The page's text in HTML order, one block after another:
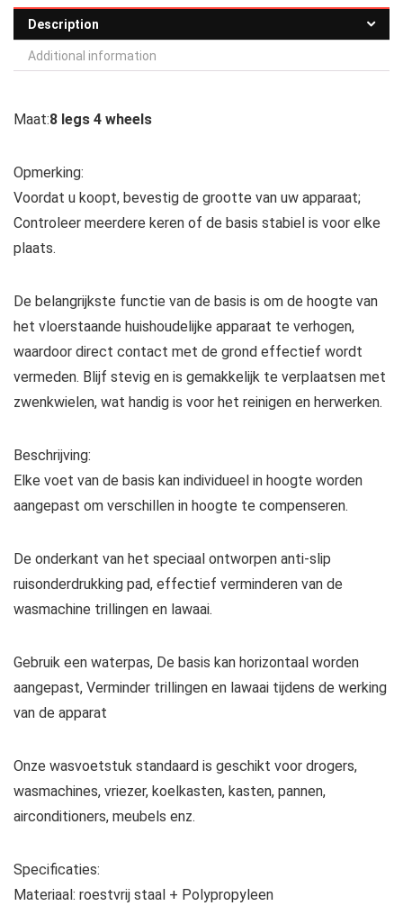
Description
Additional information
Maat:8 legs 4 wheels
Opmerking:
Voordat u koopt, bevestig de grootte van uw apparaat;
Controleer meerdere keren of de basis stabiel is voor elke
plaats.
De belangrijkste functie van de basis is om de hoogte van
het vloerstaande huishoudelijke apparaat te verhogen,
waardoor direct contact met de grond effectief wordt
vermeden. Blijf stevig en is gemakkelijk te verplaatsen met
zwenkwielen, wat handig is voor het reinigen en herwerken.
Beschrijving:
Elke voet van de basis kan individueel in hoogte worden
aangepast om verschillen in hoogte te compenseren.
De onderkant van het speciaal ontworpen anti-slip
ruisonderdrukking pad, effectief verminderen van de
wasmachine trillingen en lawaai.
Gebruik een waterpas, De basis kan horizontaal worden
aangepast, Verminder trillingen en lawaai tijdens de werking
van de apparat
Onze wasvoetstuk standaard is geschikt voor drogers,
wasmachines, vriezer, koelkasten, kasten, pannen,
airconditioners, meubels enz.
Specificaties:
Materiaal: roestvrij staal + Polypropyleen